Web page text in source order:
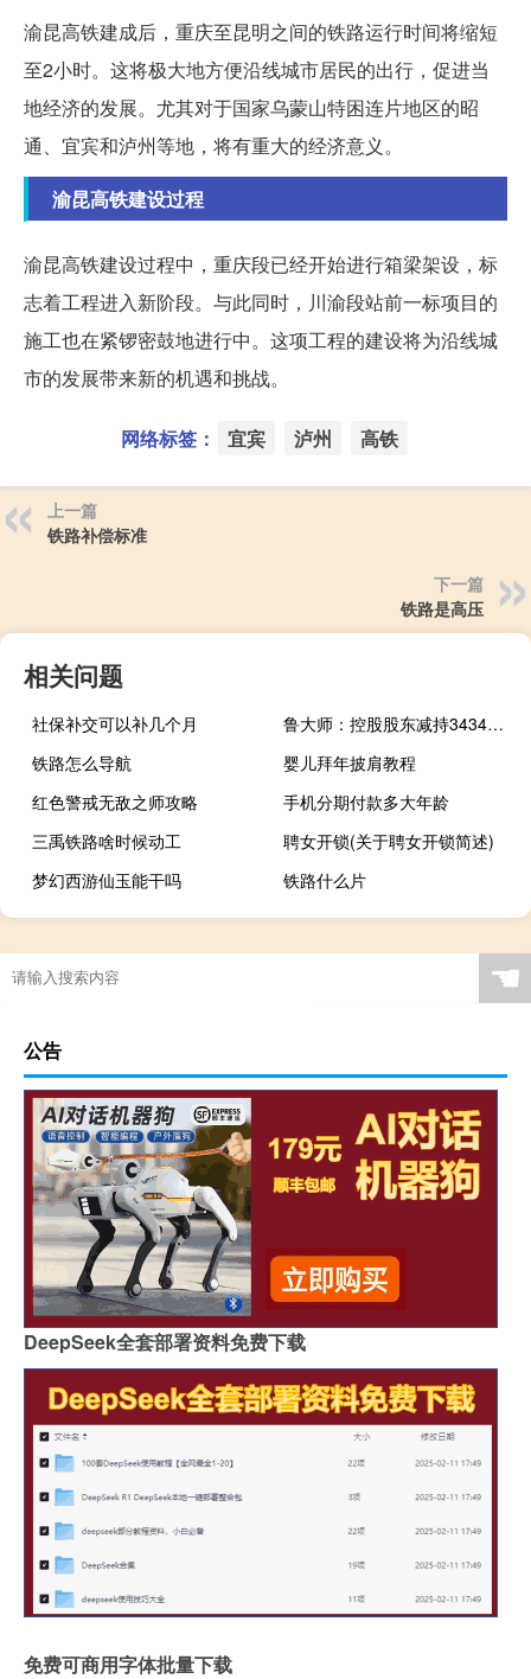
渝昆高铁建成后，重庆至昆明之间的铁路运行时间将缩短
至2小时。这将极大地方便沿线城市居民的出行，促进当
地经济的发展。尤其对于国家乌蒙山特困连片地区的昭
通、宜宾和泸州等地，将有重大的经济意义。
渝昆高铁建设过程
渝昆高铁建设过程中，重庆段已经开始进行箱梁架设，标
志着工程进入新阶段。与此同时，川渝段站前一标项目的
施工也在紧锣密鼓地进行中。这项工程的建设将为沿线城
市的发展带来新的机遇和挑战。
网络标签： 宜宾 泸州 高铁
上一篇
铁路补偿标准
下一篇
铁路是高压
相关问题
社保补交可以补几个月
鲁大师：控股股东减持3434万股 占已发行总数的12.7%
铁路怎么导航
婴儿拜年披肩教程
红色警戒无敌之师攻略
手机分期付款多大年龄
三禹铁路啥时候动工
聘女开锁(关于聘女开锁简述)
梦幻西游仙玉能干吗
铁路什么片
☚
公告
DeepSeek全套部署资料免费下载
免费可商用字体批量下载